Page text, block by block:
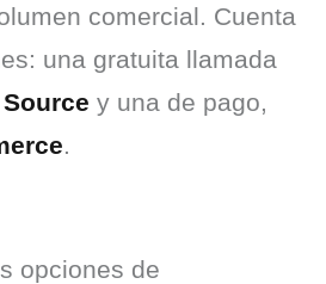
comercial. Cuenta
.
opciones de